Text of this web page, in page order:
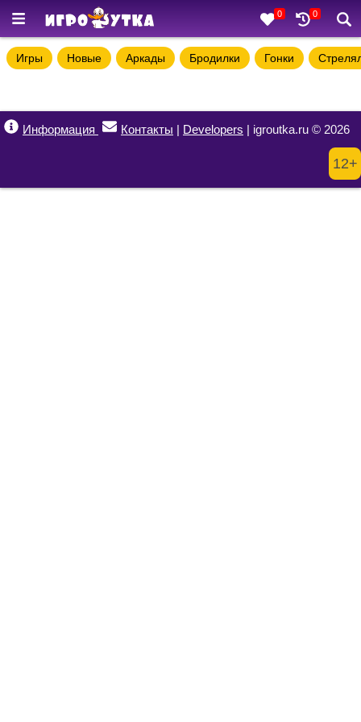
0 0
Игры Новые Аркады Бродилки Гонки
Информация Контакты | Developers | igroutka.ru © 2026
12+